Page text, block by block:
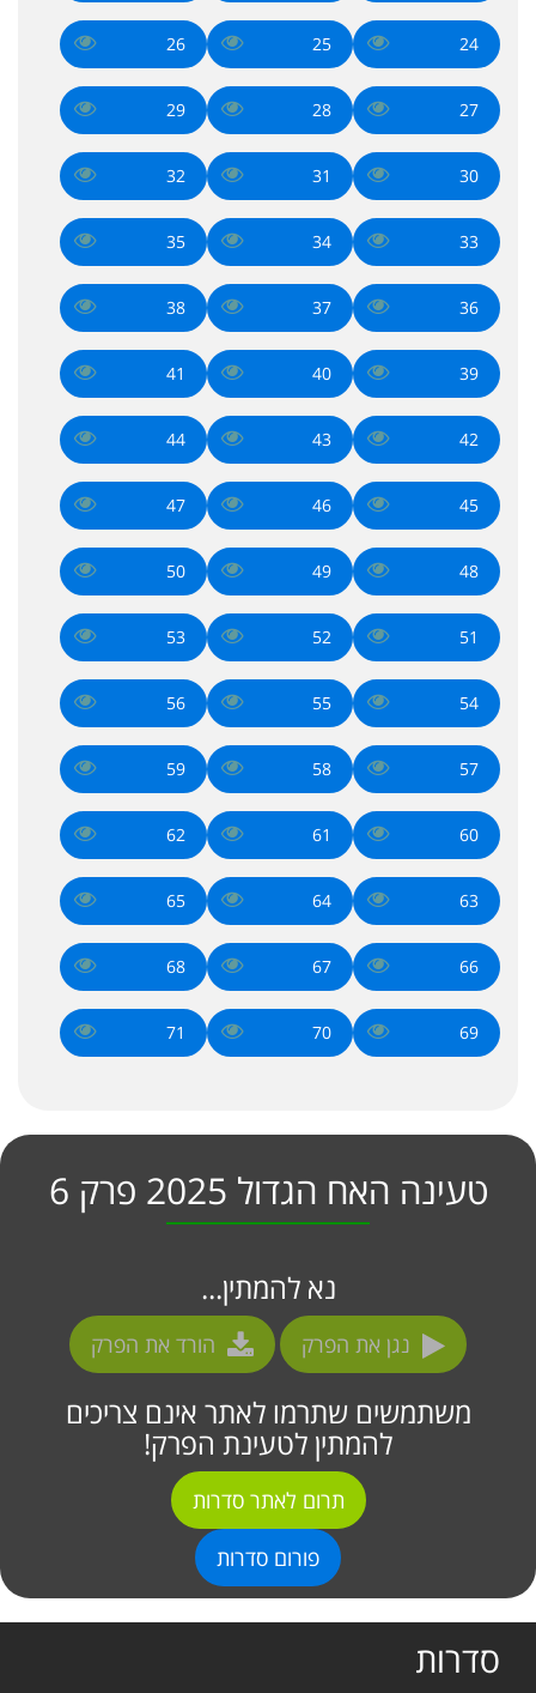
24
25
26
27
28
29
30
31
32
33
34
35
36
37
38
39
40
41
42
43
44
45
46
47
48
49
50
51
52
53
54
55
56
57
58
59
60
61
62
63
64
65
66
67
68
69
70
71
טעינה האח הגדול 2025 פרק 6
נא להמתין...
נגן את הפרק הורד את הפרק
משתמשים שתרמו לאתר אינם צריכים
להמתין לטעינת הפרק!
תרום לאתר סדרות
פורום סדרות
סדרות